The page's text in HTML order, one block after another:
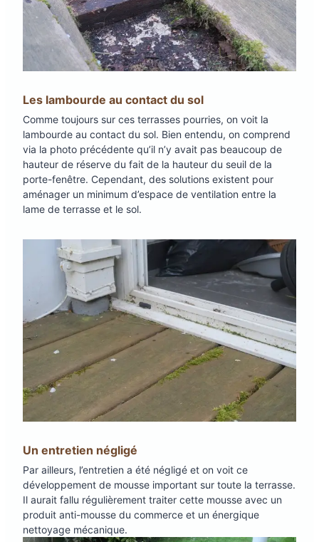
Les lambourde au contact du sol
Comme toujours sur ces terrasses pourries, on voit la
lambourde au contact du sol. Bien entendu, on comprend
via la photo précédente qu’il n’y avait pas beaucoup de
hauteur de réserve du fait de la hauteur du seuil de la
porte-fenêtre. Cependant, des solutions existent pour
aménager un minimum d’espace de ventilation entre la
lame de terrasse et le sol.
Un entretien négligé
Par ailleurs, l’entretien a été négligé et on voit ce
développement de mousse important sur toute la terrasse.
Il aurait fallu régulièrement traiter cette mousse avec un
produit anti-mousse du commerce et un énergique
nettoyage mécanique.